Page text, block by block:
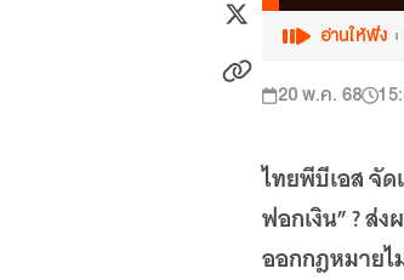
Thai PBS Podcast
View The World via The Voice
Thai PBS World
เพราะพลังการสื่อสารอยู่ในมือคุณ
อ่านให้ฟัง
20 พ.ค. 68
ไทยพีบีเอส จัด
ฟอกเงิน” ? ส่
ออกกฎหมาย